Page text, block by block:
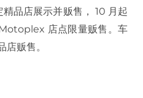
品店展示并贩售， 10 月起
店点限量贩售。车
贩售。